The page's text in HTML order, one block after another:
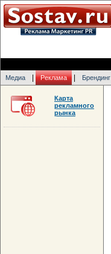
Медиа Реклама Брендинг
Карта
рекламного
рынка